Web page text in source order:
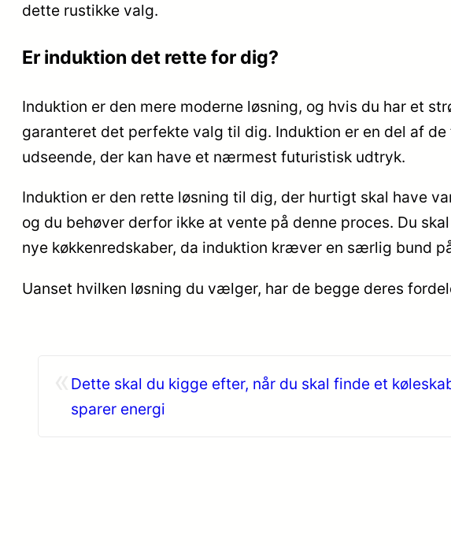
dette rustikke valg.
Er induktion det rette for dig?
Induktion er den mere moderne løsning, og hvis du har et
garanteret det perfekte valg til dig. Induktion er en del af
udseende, der kan have et nærmest futuristisk udtryk.
Induktion er den rette løsning til dig, der hurtigt skal have
og du behøver derfor ikke at vente på denne proces. Du
nye køkkenredskaber, da induktion kræver en særlig bund
Uanset hvilken løsning du vælger, har de begge deres
Dette skal du kigge efter, når du skal finde et
sparer energi